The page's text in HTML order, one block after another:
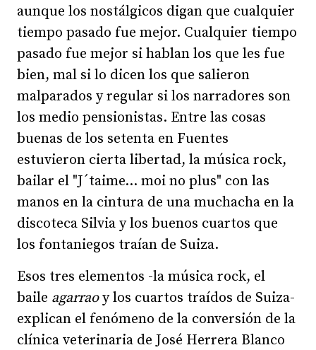
aunque los nostálgicos digan que cualquier
tiempo pasado fue mejor. Cualquier tiempo
pasado fue mejor si hablan los que les fue
bien, mal si lo dicen los que salieron
malparados y regular si los narradores son
los medio pensionistas. Entre las cosas
buenas de los setenta en Fuentes
estuvieron cierta libertad, la música rock,
bailar el "J´taime... moi no plus" con las
manos en la cintura de una muchacha en la
discoteca Silvia y los buenos cuartos que
los fontaniegos traían de Suiza.
Esos tres elementos -la música rock, el
baile agarraoy los cuartos traídos de Suiza-
explican el fenómeno de la conversión de la
clínica veterinaria de José Herrera Blanco